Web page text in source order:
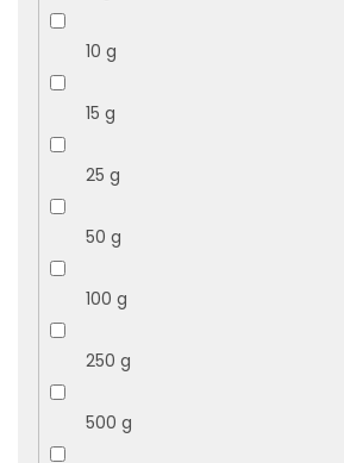
10 g
15 g
25 g
50 g
100 g
250 g
500 g